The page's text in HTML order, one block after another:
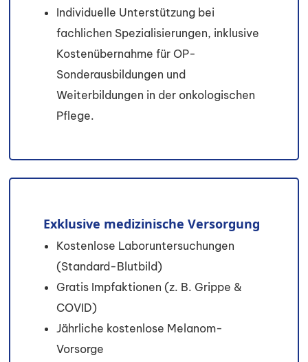
Individuelle Unterstützung bei
fachlichen Spezialisierungen, inklusive
Kostenübernahme für OP-
Sonderausbildungen und
Weiterbildungen in der onkologischen
Pflege.
Exklusive medizinische Versorgung
Kostenlose Laboruntersuchungen
(Standard-Blutbild)
Gratis Impfaktionen (z. B. Grippe &
COVID)
Jährliche kostenlose Melanom-
Vorsorge